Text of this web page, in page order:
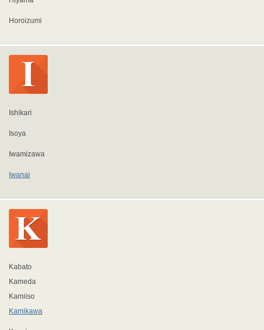
Horoizumi
Ishikari
Isoya
Iwamizawa
Iwanai
Kabato
Kameda
Kamiiso
Kamikawa